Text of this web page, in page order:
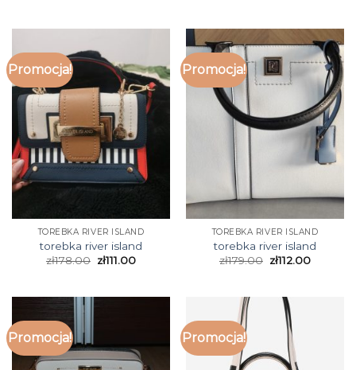
Promocja!
TOREBKA RIVER ISLAND
torebka river island
zł178.00 zł111.00
Promocja!
TOREBKA RIVER ISLAND
torebka river island
zł179.00 zł112.00
Promocja! Promocja!